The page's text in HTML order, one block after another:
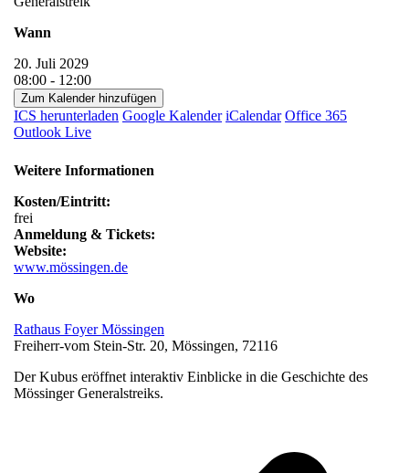
Wann
20. Juli 2029
08:00 - 12:00
Zum Kalender hinzufügen
ICS herunterladen Google Kalender iCalendar Office 365
Outlook Live
Weitere Informationen
Kosten/Eintritt:
frei
Anmeldung & Tickets:
Website:
www.mössingen.de
Wo
Rathaus Foyer Mössingen
Freiherr-vom Stein-Str. 20, Mössingen, 72116
Der Kubus eröffnet interaktiv Einblicke in die Geschichte des
Mössinger Generalstreiks.